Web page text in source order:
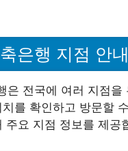
은행 지점 안내
은 전국에 여러 지점을
를 확인하고 방문할
주요 지점 정보를 제공